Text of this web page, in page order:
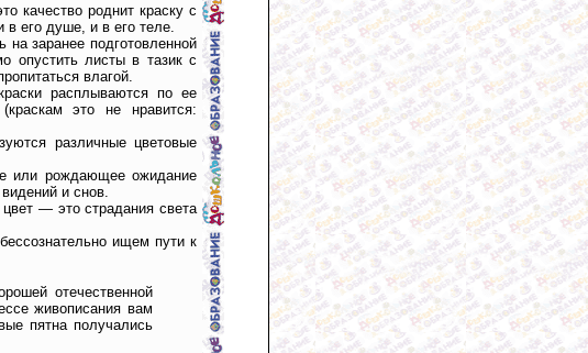
качество роднит краску с
в его душе, и в его теле.
на заранее подготовленной
опустить листы в тазик с
влагой.
расплываются по ее
это не нравится:
различные цветовые
или рождающее ожидание
и снов.
цвет — это страдания света
ищем пути к
отечественной
живописания вам
пятна получались